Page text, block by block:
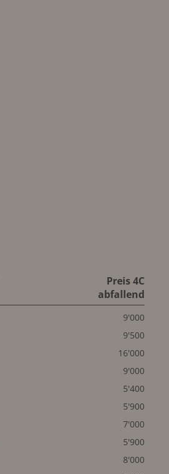
Preis 4C
abfallend
9'000
9'500
16'000
9'000
5'400
5'900
7'000
5'900
8'000